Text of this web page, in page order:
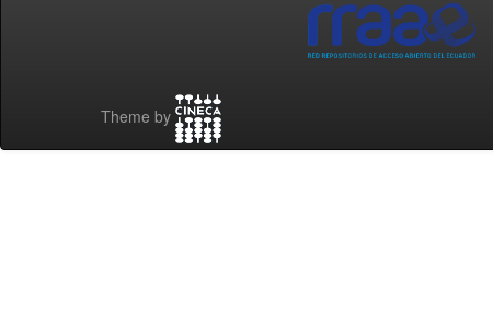
Theme by